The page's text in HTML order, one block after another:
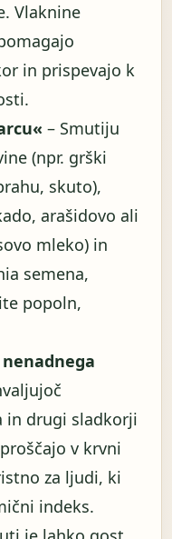
Vlaknine
in prispevajo k
– Smutiju
(npr. grški
skuto),
arašidovo ali
mleko) in
semena,
popoln,
in drugi sladkorji
v krvni
za ljudi, ki
indeks.